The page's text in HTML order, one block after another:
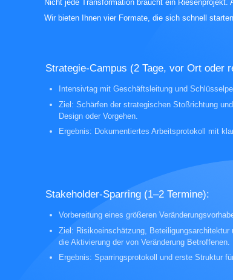
Nicht jede Transformation braucht ein
Wir bieten Ihnen vier Formate, die sich schnell
Strategie-Campus (2 Tage, vor Ort oder
Intensivtag mit Geschäftsleitung und
Ziel: Schärfen der strategischen Stoßrichtung
Design oder Vorgehen.
Ergebnis: Dokumentiertes Arbeitsprotokoll mit
Stakeholder-Sparring (1–2 Termine):
Vorbereitung eines größeren
Ziel: Risikoeinschätzung,
die Aktivierung der von Veränderung Betroffenen.
Ergebnis: Sparringsprotokoll und erste Struktur